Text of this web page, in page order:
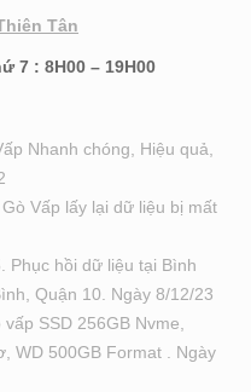
Tân
7 : 8H00 – 19H00
Nhanh chóng, Hiệu quả,
Vấp lấy lại dữ liệu bị mất
Phục hồi dữ liệu tại Bình
Quận 10. Ngày 8/12/23
SSD 256GB Nvme,
WD 500GB Format . Ngày